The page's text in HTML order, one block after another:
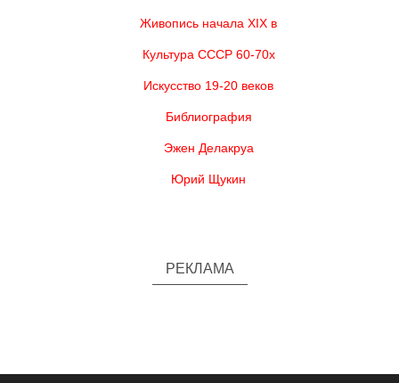
Живопись начала XIX в
Культура СССР 60-70х
Искусство 19-20 веков
Библиография
Эжен Делакруа
Юрий Щукин
РЕКЛАМА